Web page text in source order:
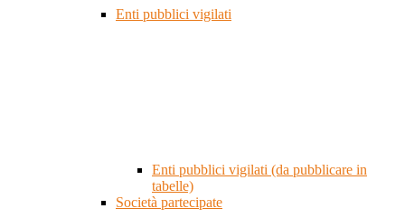
Enti pubblici vigilati
Enti pubblici vigilati (da pubblicare in
tabelle)
Società partecipate